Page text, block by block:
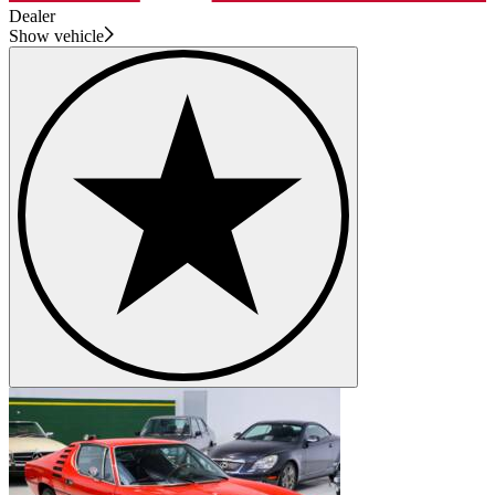
Dealer
Show vehicle